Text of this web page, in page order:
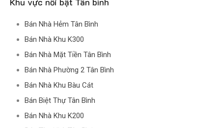
Bán Nhà Hẻm Tân Bình
Bán Nhà Khu K300
Bán Nhà Mặt Tiền Tân Bình
Bán Nhà Phường 2 Tân Bình
Bán Nhà Khu Bàu Cát
Bán Biệt Thự Tân Bình
Bán Nhà Khu K200